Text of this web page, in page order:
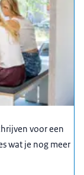
voor een
wat je nog meer